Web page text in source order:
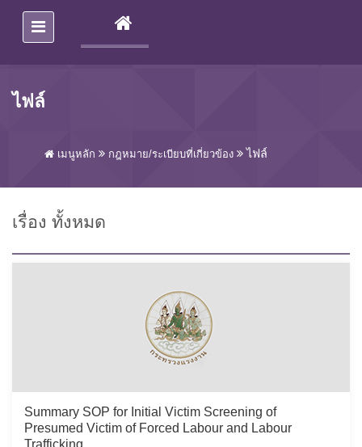
(CURRENT)
ไฟล์
เมนูหลัก กฎหมาย/ระเบียบที่เกี่ยวข้อง ไฟล์
เรื่อง ทั้งหมด
Summary SOP for Initial Victim Screening of
Presumed Victim of Forced Labour and Labour
Trafficking